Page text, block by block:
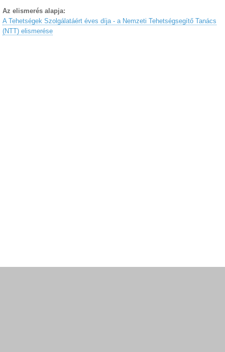
Az elismerés alapja:
A Tehetségek Szolgálatáért éves díja - a Nemzeti Tehetségsegítő Tanács
(NTT) elismerése